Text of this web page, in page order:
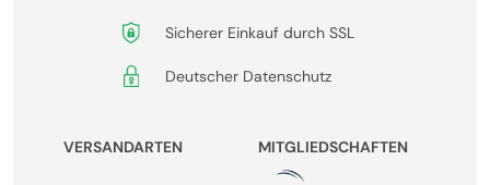
Sicherer Einkauf durch SSL
Deutscher Datenschutz
VERSANDARTEN MITGLIEDSCHAFTEN